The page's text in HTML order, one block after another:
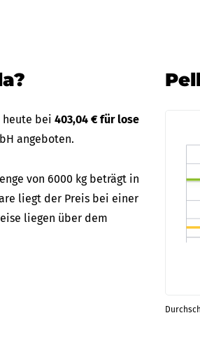
heute bei 403,04 € für lose
angeboten.
von 6000 kg beträgt in
liegt der Preis bei einer
liegen über dem